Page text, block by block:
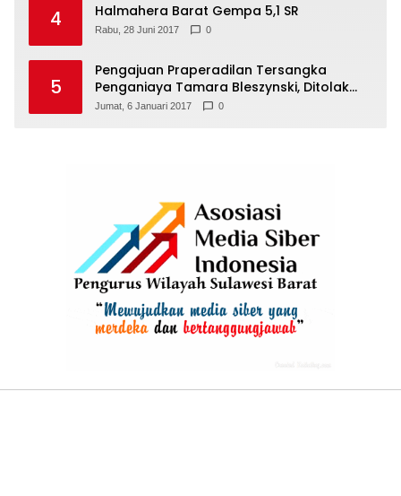
4 Halmahera Barat Gempa 5,1 SR
Rabu, 28 Juni 2017 0
5
Pengajuan Praperadilan Tersangka
Penganiaya Tamara Bleszynski, Ditolak
Hakim
Jumat, 6 Januari 2017 0